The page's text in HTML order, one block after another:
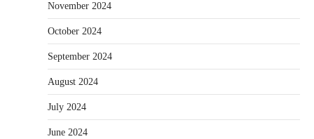
November 2024
October 2024
September 2024
August 2024
July 2024
June 2024